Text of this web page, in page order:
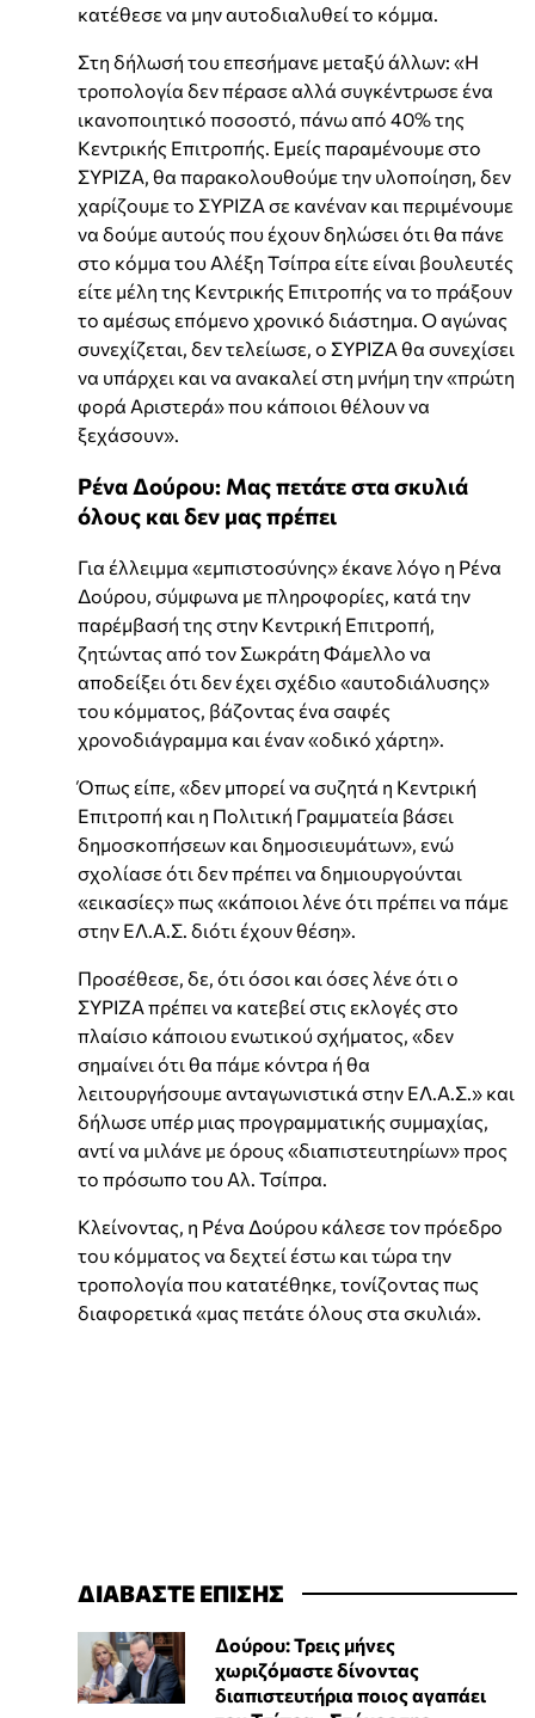
κατέθεσε να μην αυτοδιαλυθεί το κόμμα.
Στη δήλωσή του επεσήμανε μεταξύ άλλων: «Η
τροπολογία δεν πέρασε αλλά συγκέντρωσε ένα
ικανοποιητικό ποσοστό, πάνω από 40% της
Κεντρικής Επιτροπής. Εμείς παραμένουμε στο
ΣΥΡΙΖΑ, θα παρακολουθούμε την υλοποίηση, δεν
χαρίζουμε το ΣΥΡΙΖΑ σε κανέναν και περιμένουμε
να δούμε αυτούς που έχουν δηλώσει ότι θα πάνε
στο κόμμα του Αλέξη Τσίπρα είτε είναι βουλευτές
είτε μέλη της Κεντρικής Επιτροπής να το πράξουν
το αμέσως επόμενο χρονικό διάστημα. Ο αγώνας
συνεχίζεται, δεν τελείωσε, ο ΣΥΡΙΖΑ θα συνεχίσει
να υπάρχει και να ανακαλεί στη μνήμη την «πρώτη
φορά Αριστερά» που κάποιοι θέλουν να
ξεχάσουν».
Ρένα Δούρου: Μας πετάτε στα σκυλιά
όλους και δεν μας πρέπει
Για έλλειμμα «εμπιστοσύνης» έκανε λόγο η Ρένα
Δούρου, σύμφωνα με πληροφορίες, κατά την
παρέμβασή της στην Κεντρική Επιτροπή,
ζητώντας από τον Σωκράτη Φάμελλο να
αποδείξει ότι δεν έχει σχέδιο «αυτοδιάλυσης»
του κόμματος, βάζοντας ένα σαφές
χρονοδιάγραμμα και έναν «οδικό χάρτη».
Όπως είπε, «δεν μπορεί να συζητά η Κεντρική
Επιτροπή και η Πολιτική Γραμματεία βάσει
δημοσκοπήσεων και δημοσιευμάτων», ενώ
σχολίασε ότι δεν πρέπει να δημιουργούνται
«εικασίες» πως «κάποιοι λένε ότι πρέπει να πάμε
στην ΕΛ.Α.Σ. διότι έχουν θέση».
Προσέθεσε, δε, ότι όσοι και όσες λένε ότι ο
ΣΥΡΙΖΑ πρέπει να κατεβεί στις εκλογές στο
πλαίσιο κάποιου ενωτικού σχήματος, «δεν
σημαίνει ότι θα πάμε κόντρα ή θα
λειτουργήσουμε ανταγωνιστικά στην ΕΛ.Α.Σ.» και
δήλωσε υπέρ μιας προγραμματικής συμμαχίας,
αντί να μιλάνε με όρους «διαπιστευτηρίων» προς
το πρόσωπο του Αλ. Τσίπρα.
Κλείνοντας, η Ρένα Δούρου κάλεσε τον πρόεδρο
του κόμματος να δεχτεί έστω και τώρα την
τροπολογία που κατατέθηκε, τονίζοντας πως
διαφορετικά «μας πετάτε όλους στα σκυλιά».
ΔΙΑΒΑΣΤΕ ΕΠΙΣΗΣ
Δούρου: Τρεις μήνες
χωριζόμαστε δίνοντας
διαπιστευτήρια ποιος αγαπάει